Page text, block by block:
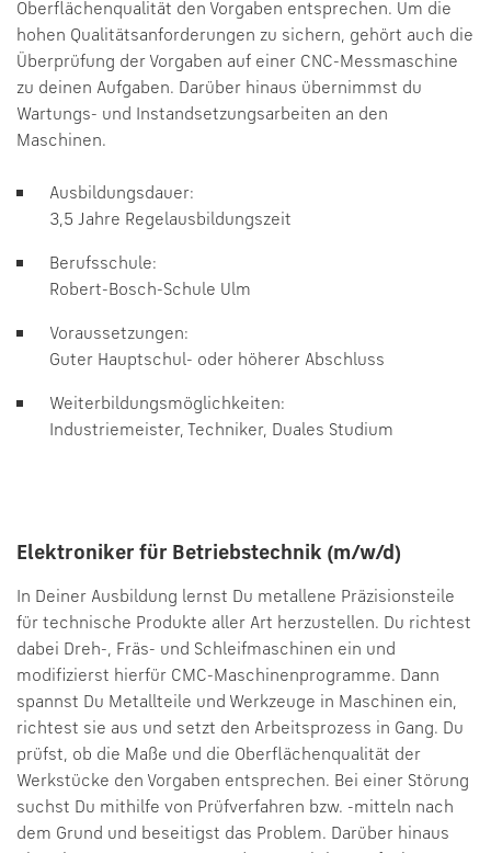
Oberflächenqualität den Vorgaben entsprechen. Um die
hohen Qualitätsanforderungen zu sichern, gehört auch die
Überprüfung der Vorgaben auf einer CNC-Messmaschine
zu deinen Aufgaben. Darüber hinaus übernimmst du
Wartungs- und Instandsetzungsarbeiten an den
Maschinen.
Ausbildungsdauer:
3,5 Jahre Regelausbildungszeit
Berufsschule:
Robert-Bosch-Schule Ulm
Voraussetzungen:
Guter Hauptschul- oder höherer Abschluss
Weiterbildungsmöglichkeiten:
Industriemeister, Techniker, Duales Studium
Elektroniker für Betriebstechnik (m/w/d)
In Deiner Ausbildung lernst Du metallene Präzisionsteile
für technische Produkte aller Art herzustellen. Du richtest
dabei Dreh-, Fräs- und Schleifmaschinen ein und
modifizierst hierfür CMC-Maschinenprogramme. Dann
spannst Du Metallteile und Werkzeuge in Maschinen ein,
richtest sie aus und setzt den Arbeitsprozess in Gang. Du
prüfst, ob die Maße und die Oberflächenqualität der
Werkstücke den Vorgaben entsprechen. Bei einer Störung
suchst Du mithilfe von Prüfverfahren bzw. -mitteln nach
dem Grund und beseitigst das Problem. Darüber hinaus